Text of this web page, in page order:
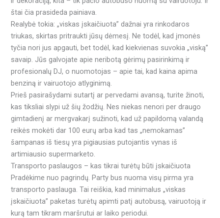
štai čia prasideda painiava.
Realybė tokia: „viskas įskaičiuota” dažnai yra rinkodaros
triukas, skirtas pritraukti jūsų dėmesį. Ne todėl, kad įmonės
tyčia nori jus apgauti, bet todėl, kad kiekvienas suvokia „viską”
savaip. Jūs galvojate apie neribotą gėrimų pasirinkimą ir
profesionalų DJ, o nuomotojas – apie tai, kad kaina apima
benziną ir vairuotojo atlyginimą.
Prieš pasirašydami sutartį ar pervedami avansą, turite žinoti,
kas tiksliai slypi už šių žodžių. Nes niekas nenori per draugo
gimtadienį ar mergvakarį sužinoti, kad už papildomą valandą
reikės mokėti dar 100 eurų arba kad tas „nemokamas”
šampanas iš tiesų yra pigiausias putojantis vynas iš
artimiausio supermarketo.
Transporto paslaugos – kas tikrai turėtų būti įskaičiuota
Pradėkime nuo pagrindų. Party bus nuoma visų pirma yra
transporto paslauga. Tai reiškia, kad minimalus „viskas
įskaičiuota” paketas turėtų apimti patį autobusą, vairuotoją ir
kurą tam tikram maršrutui ar laiko periodui.